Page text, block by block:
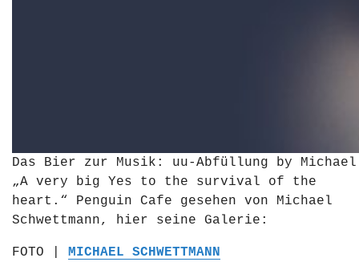
Das Bier zur Musik: uu-Abfüllung by Michael
„A very big Yes to the survival of the
heart.“ Penguin Cafe gesehen von Michael
Schwettmann, hier seine Galerie:
FOTO | MICHAEL SCHWETTMANN